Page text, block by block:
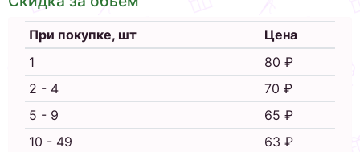
При покупке, шт
Цена
1
80 ₽
2 - 4
70 ₽
5 - 9
65 ₽
10 - 49
63 ₽